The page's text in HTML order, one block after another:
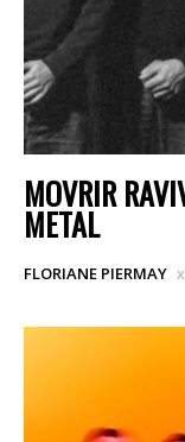
MOVRIR
METAL
FLORIANE PIERMAY